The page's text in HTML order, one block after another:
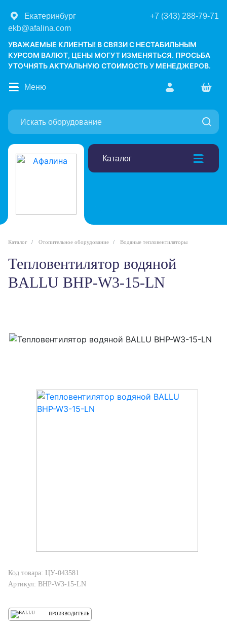
Екатеринбург
+7 (343) 288-79-71
ekb@afalina.com
УВАЖАЕМЫЕ КЛИЕНТЫ! В СВЯЗИ С НЕСТАБИЛЬНЫМ
КУРСОМ ВАЛЮТ, ЦЕНЫ МОГУТ ИЗМЕНЯТЬСЯ. ПРОСЬБА
УТОЧНЯТЬ АКТУАЛЬНУЮ СТОИМОСТЬ У МЕНЕДЖЕРОВ.
Каталог
Меню
Каталог Отопительное оборудование Водяные тепловентиляторы
Тепловентилятор водяной
BALLU BHP-W3-15-LN
Код товара: ЦУ-043581
Артикул: BHP-W3-15-LN
ПРОИЗВОДИТЕЛЬ